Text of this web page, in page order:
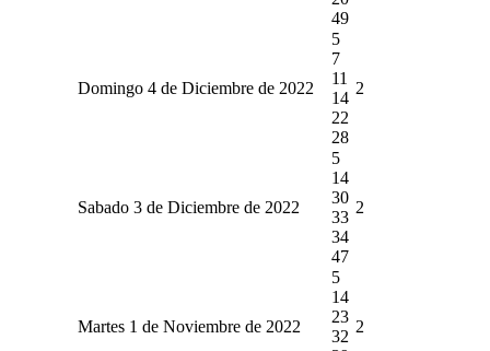
49
Domingo 4 de Diciembre de 2022
5
7
11
14
22
28
2
Sabado 3 de Diciembre de 2022
5
14
30
33
34
47
2
Martes 1 de Noviembre de 2022
5
14
23
32
2